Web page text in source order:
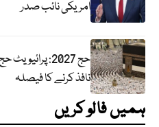
امریکی نائب صدر
حج 2027:
نافذ کرنے کا فیصلہ
ہمیں فالو کریں